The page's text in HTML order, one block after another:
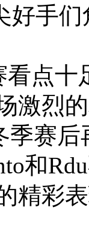
好手
点十
激烈
季赛
和
精彩